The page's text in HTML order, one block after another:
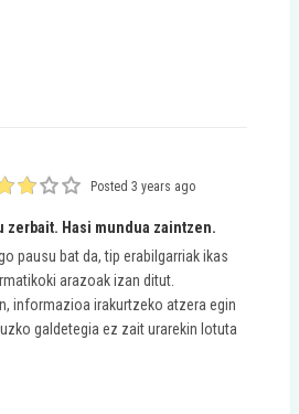
Posted 3 years ago
zerbait. Hasi mundua zaintzen.
pausu bat da, tip erabilgarriak ikas
arazoak izan ditut.
informazioa irakurtzeko atzera egin
galdetegia ez zait urarekin lotuta